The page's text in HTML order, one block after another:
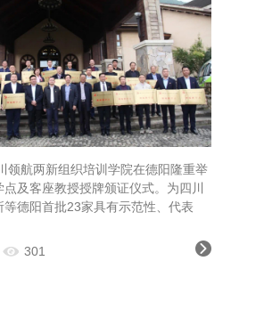
领航两新组织培训学院在德阳隆重举
及客座教授授牌颁证仪式。为四川
等德阳首批23家具有示范性、代表
训学院的现场教学点和客座教授。四
培训学院是全国第一所两新组织培训
301